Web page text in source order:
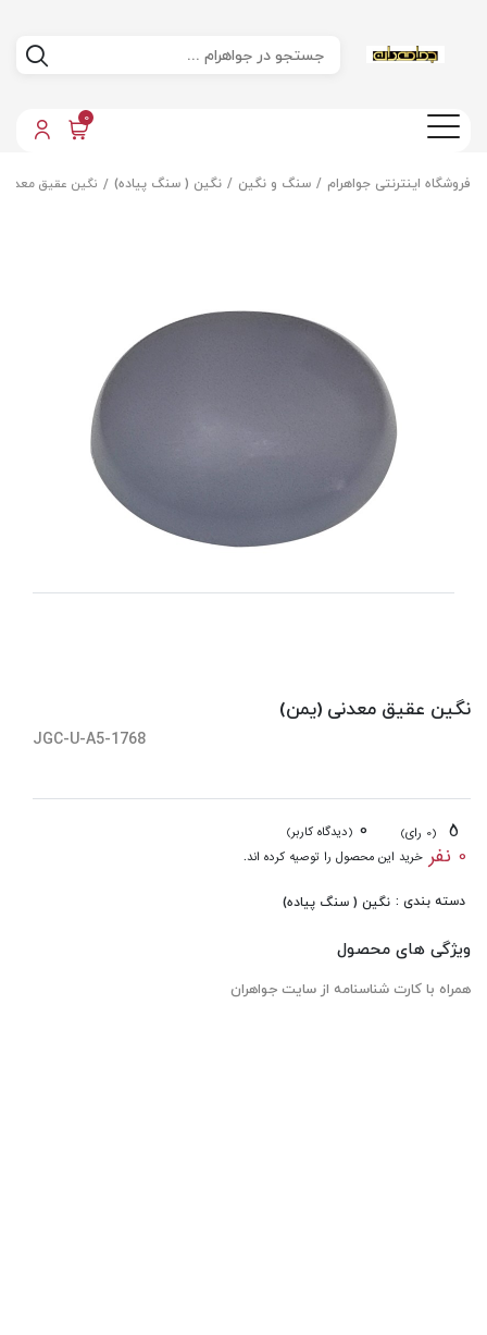
0
فروشگاه اینترنتی جواهرام سنگ و نگین نگین ( سنگ پیاده) نگین عقیق
نگین عقیق معدنی (یمن)
JGC-U-A5-1768
(0 رای) 0 (دیدگاه کاربر)
0 نفر خرید این محصول را توصیه کرده اند.
دسته بندی : نگین ( سنگ پیاده)
ویژگی های محصول
همراه با کارت شناسنامه از سایت جواهران